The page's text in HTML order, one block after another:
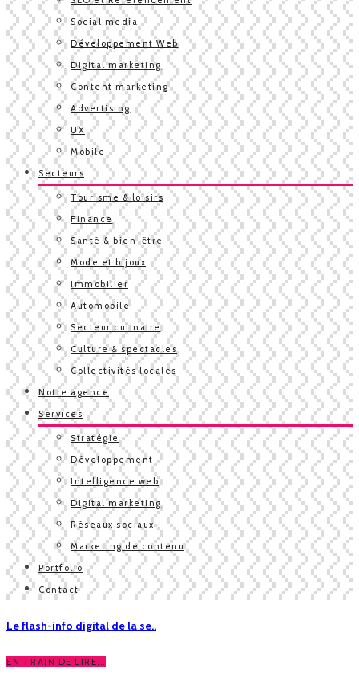
Social media
Développement Web
Digital marketing
Content marketing
Advertising
UX
Mobile
Secteurs
Tourisme & loisirs
Finance
Santé & bien-être
Mode et bijoux
Immobilier
Automobile
Secteur culinaire
Culture & spectacles
Collectivités locales
Notre agence
Services
Stratégie
Développement
Intelligence web
Digital marketing
Réseaux sociaux
Marketing de contenu
Portfolio
Contact
Le flash-info digital de la se..
EN TRAIN DE LIRE...